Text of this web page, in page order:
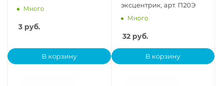
Много
3 руб.
В корзину
эксцентрик, арт. П20Э
Много
32руб.
В корзину